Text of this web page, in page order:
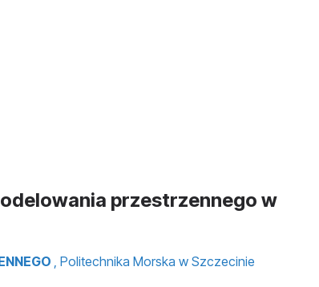
przestrzennego w
, Politechnika Morska w Szczecinie